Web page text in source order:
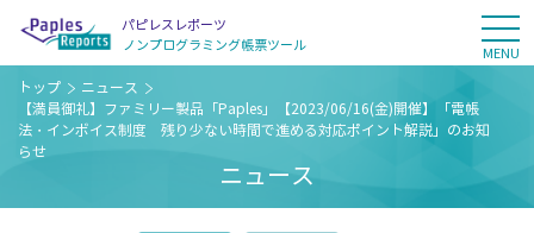
パピレスレポーツ
ノンプログラミング帳票ツール MENU
トップ
ニュース
【満員御礼】ファミリー製品「Paples」【2023/06/16(金)開催】「電帳
法・インボイス制度 残り少ない時間で進める対応ポイント解説」のお知
らせ
ニュース